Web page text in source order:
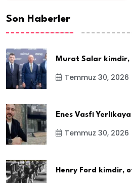
Son Haberler
Murat Salar kimdir,
Temmuz 30, 2026
Enes Vasfi
Temmuz 30, 2026
Henry Ford kimdir,